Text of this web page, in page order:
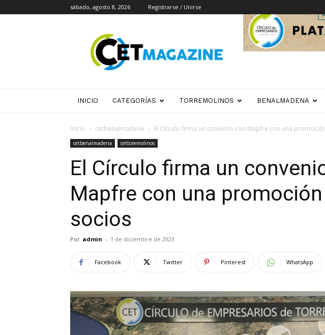
sábado, agosto 8, 2026 Registrarse / Unirse
INICIO CATEGORÍAS TORREMOLINOS BENALMADENA
Inicio cetbenalmadena El Círculo firma un convenio con Mapfre con una
cetbenalmadena cettoremolinos
El Círculo firma un
Mapfre con una
socios
Por admin - 1 de diciembre de 2023
Facebook Twitter Pinterest WhatsApp